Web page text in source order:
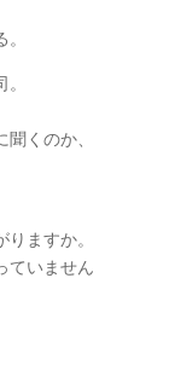
くのか、
ますか。
ていません